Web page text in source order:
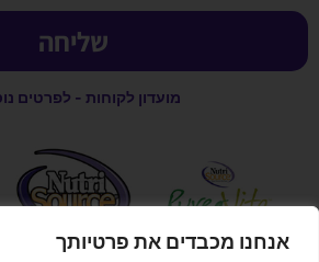
אנחנו מכבדים את פרטיותך
שליחה
מועדון לקוחות - לפרטים